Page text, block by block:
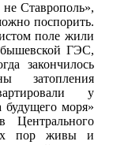
не Ставрополь»,
поспорить.
поле жили
ГЭС,
закончилось
затопления
у
будущего моря»
Центрального
пор живы и